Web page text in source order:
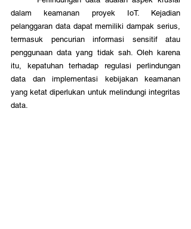
dalam keamanan proyek IoT. Kejadian
pelanggaran data dapat memiliki dampak serius,
termasuk pencurian informasi sensitif atau
penggunaan data yang tidak sah. Oleh karena
itu, kepatuhan terhadap regulasi perlindungan
data dan implementasi kebijakan keamanan
yang ketat diperlukan untuk melindungi integritas
data.